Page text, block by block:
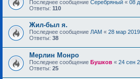
Последнее сообщение Серебряный « 08
Ответы: 110
Жил-был я.
Последнее сообщение ЛАМ « 28 мар
Ответы: 38
Мерлин Монро
Последнее сообщение Бушков « 24 сен
Ответы: 25